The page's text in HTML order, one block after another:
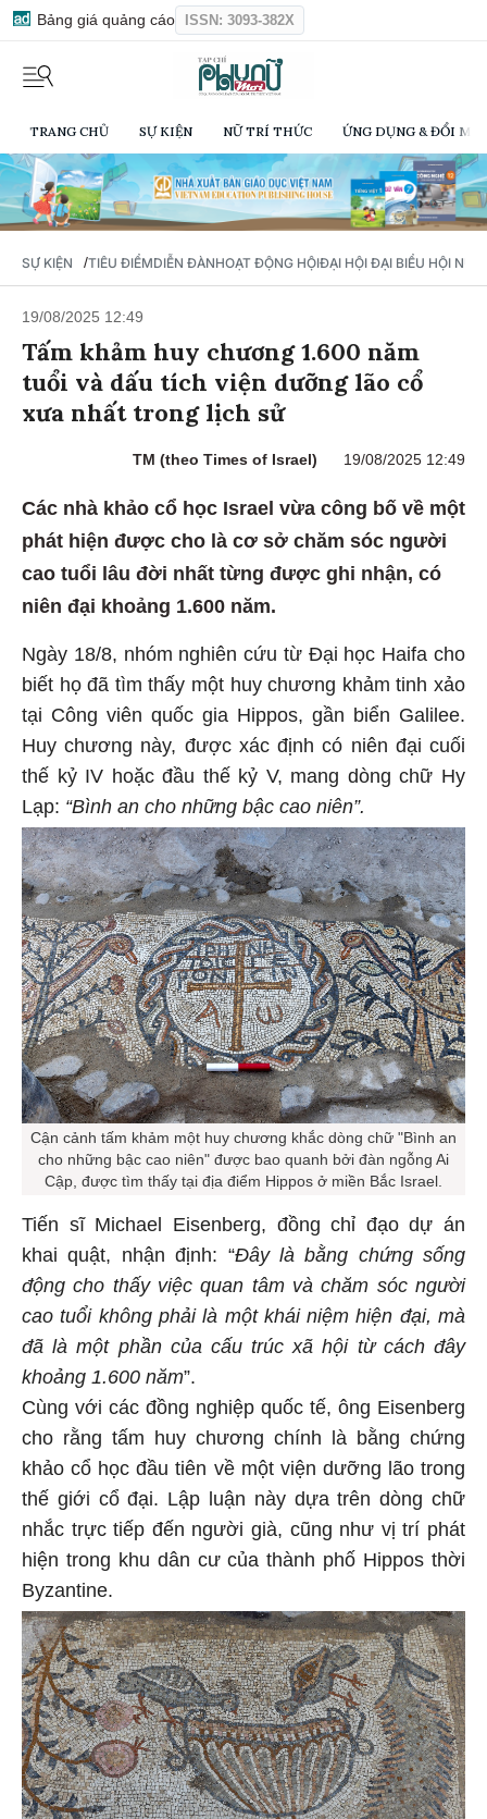
Bảng giá quảng cáo ISSN: 3093-382X
TRANG CHỦ SỰ KIỆN NỮ TRÍ THỨC ỨNG DỤNG & ĐỔI
SỰ KIỆN / TIÊU ĐIỂMDIỄN ĐÀNHOẠT ĐỘNG HỘIĐẠI HỘI ĐẠI BIỂU HỘI NỮ
19/08/2025 12:49
Tấm khảm huy chương 1.600 năm
tuổi và dấu tích viện dưỡng lão cổ
xưa nhất trong lịch sử
TM (theo Times of Israel) 19/08/2025 12:49
Các nhà khảo cổ học Israel vừa công bố về một
phát hiện được cho là cơ sở chăm sóc người
cao tuổi lâu đời nhất từng được ghi nhận, có
niên đại khoảng 1.600 năm.
Ngày 18/8, nhóm nghiên cứu từ Đại học Haifa cho
biết họ đã tìm thấy một huy chương khảm tinh xảo
tại Công viên quốc gia Hippos, gần biển Galilee.
Huy chương này, được xác định có niên đại cuối
thế kỷ IV hoặc đầu thế kỷ V, mang dòng chữ Hy
Lạp: “Bình an cho những bậc cao niên”.
Cận cảnh tấm khảm một huy chương khắc dòng chữ "Bình an
cho những bậc cao niên" được bao quanh bởi đàn ngỗng Ai
Cập, được tìm thấy tại địa điểm Hippos ở miền Bắc Israel.
Tiến sĩ Michael Eisenberg, đồng chỉ đạo dự án
khai quật, nhận định: “Đây là bằng chứng sống
động cho thấy việc quan tâm và chăm sóc người
cao tuổi không phải là một khái niệm hiện đại, mà
đã là một phần của cấu trúc xã hội từ cách đây
khoảng 1.600 năm”.
Cùng với các đồng nghiệp quốc tế, ông Eisenberg
cho rằng tấm huy chương chính là bằng chứng
khảo cổ học đầu tiên về một viện dưỡng lão trong
thế giới cổ đại. Lập luận này dựa trên dòng chữ
nhắc trực tiếp đến người già, cũng như vị trí phát
hiện trong khu dân cư của thành phố Hippos thời
Byzantine.